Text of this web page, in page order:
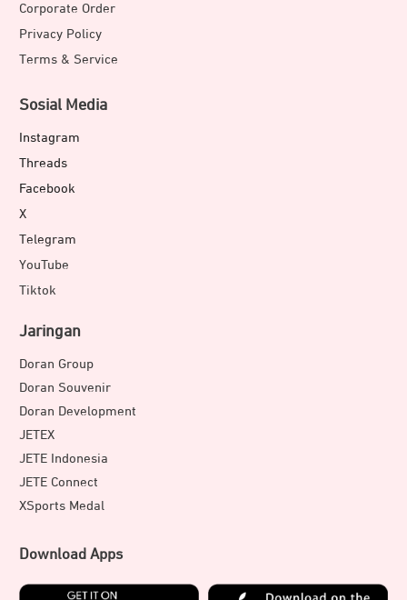
Corporate Order
Privacy Policy
Terms & Service
Sosial Media
Instagram
Threads
Facebook
X
Telegram
YouTube
Tiktok
Jaringan
Doran Group
Doran Souvenir
Doran Development
JETEX
JETE Indonesia
JETE Connect
XSports Medal
Download Apps